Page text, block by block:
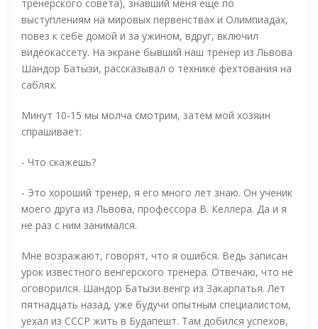
тренерского совета), знавший меня еще по
выступлениям на мировых первенствах и Олимпиадах,
повез к себе домой и за ужином, вдруг, включил
видеокассету. На экране бывший наш тренер из Львова
Шандор Батызи, рассказывал о технике фехтования на
саблях.
Минут 10-15 мы молча смотрим, затем мой хозяин
спрашивает:
- Что скажешь?
- Это хороший тренер, я его много лет знаю. Он ученик
моего друга из Львова, профессора В. Келлера. Да и я
не раз с ним занимался.
Мне возражают, говорят, что я ошибся. Ведь записан
урок известного венгерского тренера. Отвечаю, что не
оговорился. Шандор Батызи венгр из Закарпатья. Лет
пятнадцать назад, уже будучи опытным специалистом,
уехал из СССР жить в Будапешт. Там добился успехов,